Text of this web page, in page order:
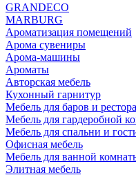
GRANDECO
MARBURG
Ароматизация помещений
Арома сувениры
Арома-машины
Ароматы
Авторская мебель
Кухонный гарнитур
Мебель для баров и
Мебель для гардеробной
Мебель для спальни и
Офисная мебель
Мебель для ванной
Элитная мебель